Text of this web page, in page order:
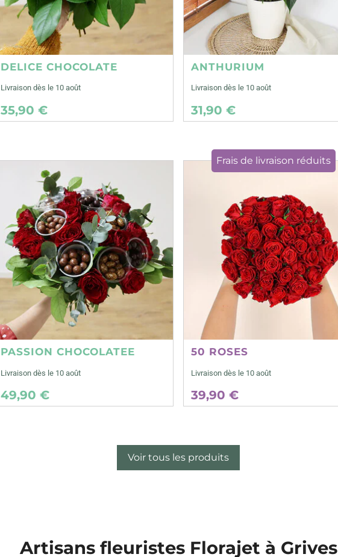
DELICE CHOCOLATE
Livraison dès le 10 août
35,90 €
ANTHURIUM
Livraison dès le 10 août
31,90 €
PASSION CHOCOLATEE
Livraison dès le 10 août
49,90 €
Frais de livraison réduits
50 ROSES
Livraison dès le 10 août
39,90 €
Voir tous les produits
Artisans fleuristes Florajet à Grives